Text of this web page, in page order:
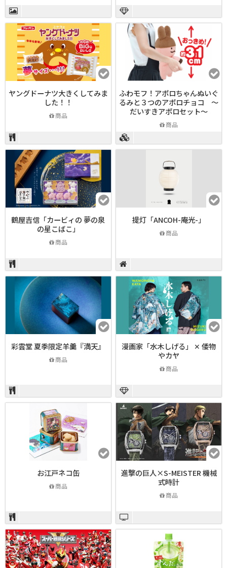
ヤングドーナツ大きくしてみま
した！！
商品
ふわモフ！アポロちゃんぬいぐ
るみと３つのアポロチョコ ～
だいすきアポロセット～
商品
鶴屋吉信「カービィの 夢の泉
の星こばこ」
商品
提灯「ANCOH-庵光-」
商品
彩雲堂 夏季限定羊羹『満天』
商品
漫画家「水木しげる」 ✕ 倭物
やカヤ
商品
お江戸ネコ缶
商品
進撃の巨人×S-MEISTER 機械
式時計
商品